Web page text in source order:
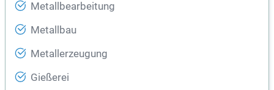
Metallbearbeitung
Metallbau
Metallerzeugung
Gießerei